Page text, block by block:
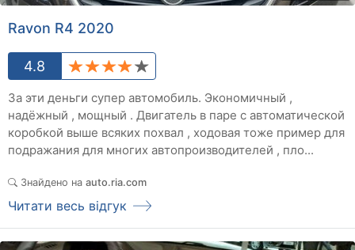
Ravon R4 2020
4.8
За эти деньги супер автомобиль. Экономичный ,
надёжный , мощный . Двигатель в паре с автоматической
коробкой выше всяких похвал , ходовая тоже пример для
подражания для многих автопроизводителей , пло...
Знайдено на auto.ria.com
Читати весь відгук